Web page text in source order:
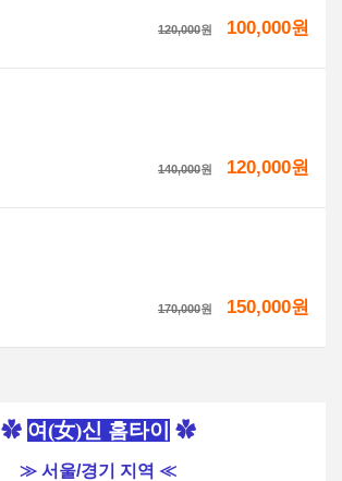
120,000원 100,000원
140,000원 120,000원
170,000원 150,000원
✿ 여(女)신 홈타이 ✿
≫ 서울/경기 지역 ≪